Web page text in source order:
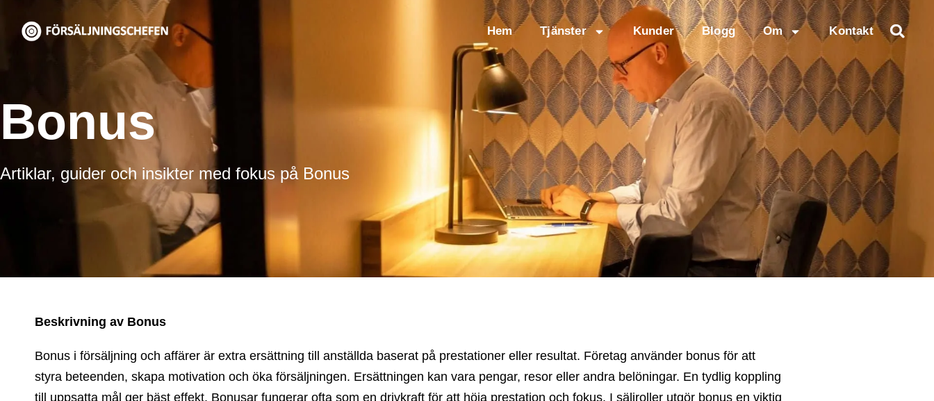
innehåll
Hem Tjänster Kunder Blogg Om Kontakt
Bonus
Artiklar, guider och insikter med fokus på Bonus
Beskrivning av Bonus
Bonus i försäljning och affärer är extra ersättning till anställda baserat på prestationer eller resultat. Företag använder bonus för att
styra beteenden, skapa motivation och öka försäljningen. Ersättningen kan vara pengar, resor eller andra belöningar. En tydlig koppling
till uppsatta mål ger bäst effekt. Bonusar fungerar ofta som en drivkraft för att höja prestation och fokus. I säljroller utgör bonus en viktig